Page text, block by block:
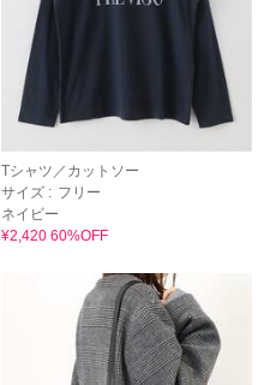
Tシャツ／カットソー
サイズ : フリー
ネイビー
¥2,420 60%OFF